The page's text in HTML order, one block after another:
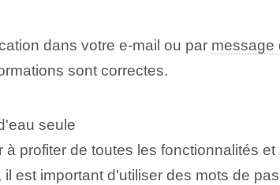
dans votre e-mail⁤ ou par message
sont correctes.
seule
profiter de toutes les fonctionnalités et
est important d'utiliser des mots de